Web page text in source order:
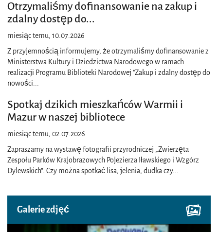
Otrzymaliśmy dofinansowanie na zakup i
zdalny dostęp do...
miesiąc temu, 10.07.2026
Z przyjemnością informujemy, że otrzymaliśmy dofinansowanie z
Ministerstwa Kultury i Dziedzictwa Narodowego w ramach
realizacji Programu Biblioteki Narodowej "Zakup i zdalny dostęp do
nowości...
Spotkaj dzikich mieszkańców Warmii i
Mazur w naszej bibliotece
miesiąc temu, 02.07.2026
Zapraszamy na wystawę fotografii przyrodniczej „Zwierzęta
Zespołu Parków Krajobrazowych Pojezierza Iławskiego i Wzgórz
Dylewskich”. Czy można spotkać lisa, jelenia, dudka czy...
Galerie zdjęć